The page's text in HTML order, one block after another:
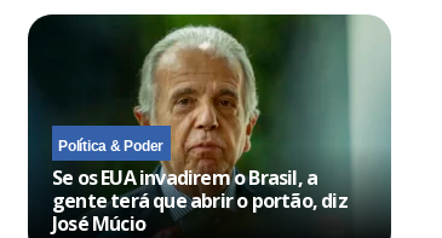
Política & Poder
Se os EUA invadirem o Brasil, a
gente terá que abrir o portão, diz
José Múcio